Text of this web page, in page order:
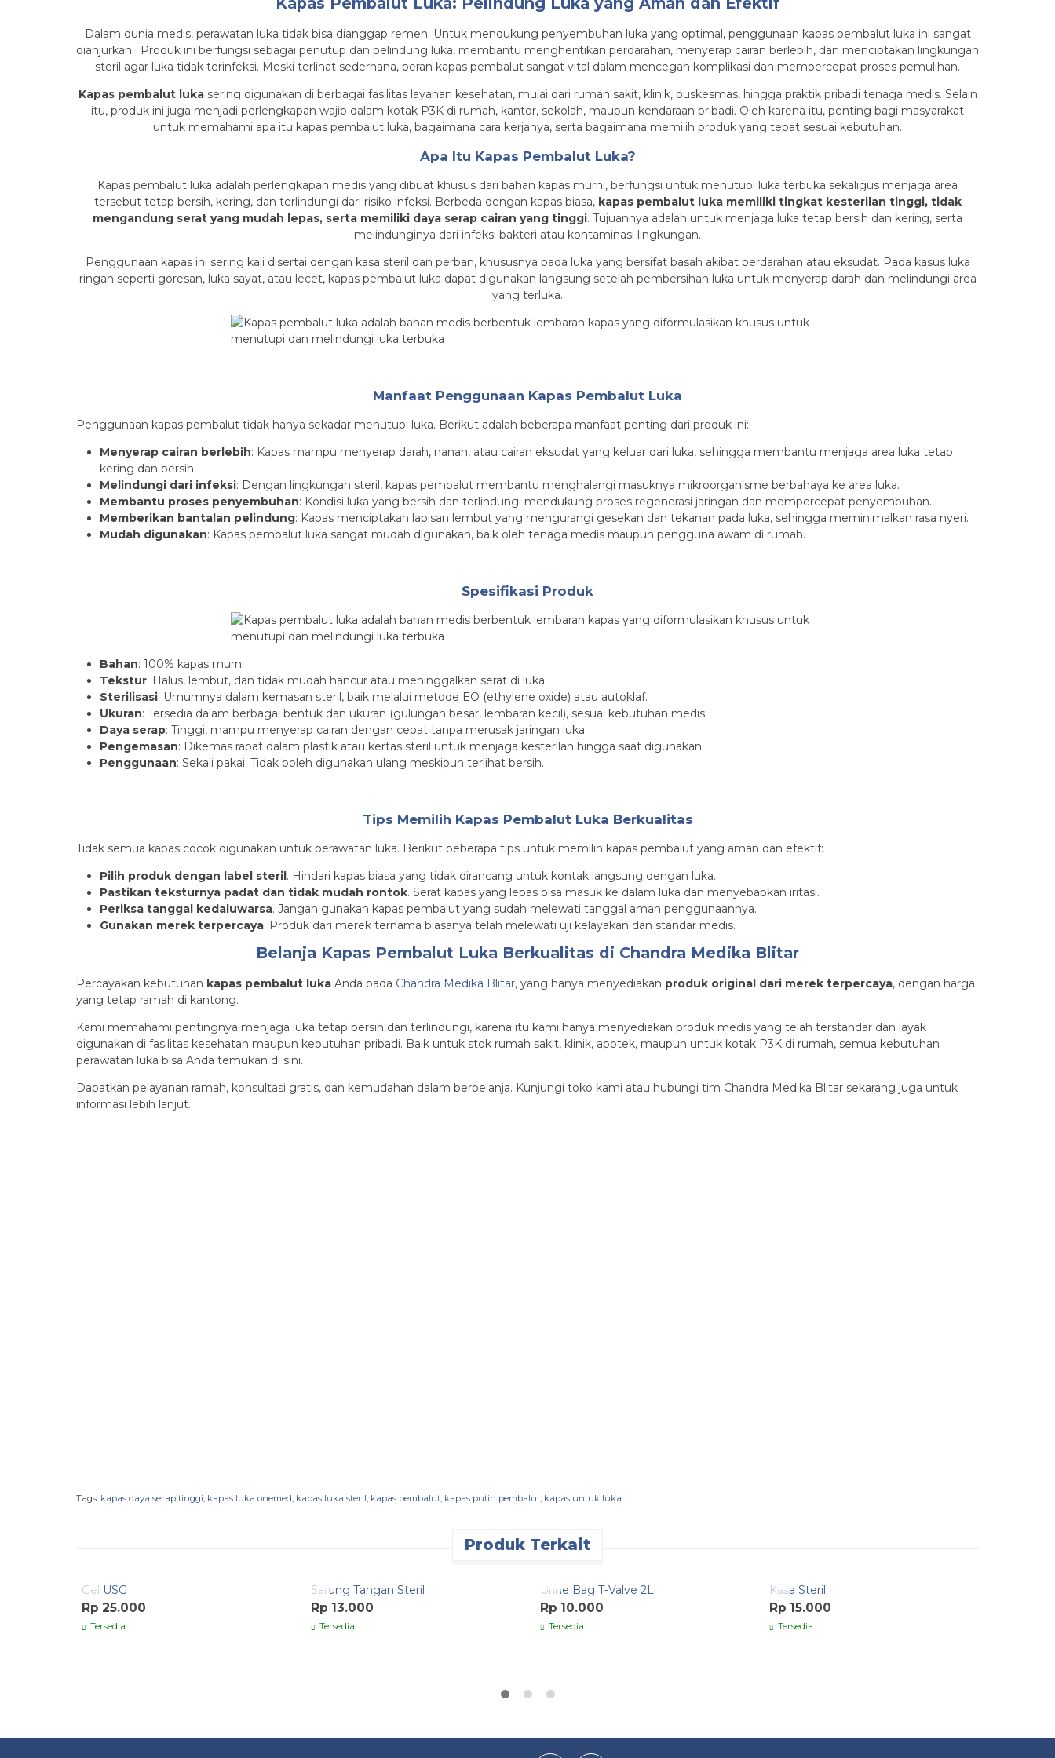
Dalam dunia medis, perawatan luka tidak bisa dianggap remeh. Untuk mendukung penyembuhan luka yang optimal, penggunaan kapas pembalut luka ini sangat
dianjurkan. Produk ini berfungsi sebagai penutup dan pelindung luka, membantu menghentikan perdarahan, menyerap cairan berlebih, dan menciptakan lingkungan
steril agar luka tidak terinfeksi. Meski terlihat sederhana, peran kapas pembalut sangat vital dalam mencegah komplikasi dan mempercepat proses pemulihan.
Kapas pembalut lukasering digunakan di berbagai fasilitas layanan kesehatan, mulai dari rumah sakit, klinik, puskesmas, hingga praktik pribadi tenaga medis. Selain
itu, produk ini juga menjadi perlengkapan wajib dalam kotak P3K di rumah, kantor, sekolah, maupun kendaraan pribadi. Oleh karena itu, penting bagi masyarakat
untuk memahami apa itu kapas pembalut luka, bagaimana cara kerjanya, serta bagaimana memilih produk yang tepat sesuai kebutuhan.
Apa Itu Kapas Pembalut Luka?
Kapas pembalut luka adalah perlengkapan medis yang dibuat khusus dari bahan kapas murni, berfungsi untuk menutupi luka terbuka sekaligus menjaga area
tersebut tetap bersih, kering, dan terlindungi dari risiko infeksi. Berbeda dengan kapas biasa, kapas pembalut luka memiliki tingkat kesterilan tinggi, tidak
mengandung serat yang mudah lepas, serta memiliki daya serap cairan yang tinggi. Tujuannya adalah untuk menjaga luka tetap bersih dan kering, serta
melindunginya dari infeksi bakteri atau kontaminasi lingkungan.
Penggunaan kapas ini sering kali disertai dengan kasa steril dan perban, khususnya pada luka yang bersifat basah akibat perdarahan atau eksudat. Pada kasus luka
ringan seperti goresan, luka sayat, atau lecet, kapas pembalut luka dapat digunakan langsung setelah pembersihan luka untuk menyerap darah dan melindungi area
yang terluka.
Manfaat Penggunaan Kapas Pembalut Luka
Penggunaan kapas pembalut tidak hanya sekadar menutupi luka. Berikut adalah beberapa manfaat penting dari produk ini:
Menyerap cairan berlebih: Kapas mampu menyerap darah, nanah, atau cairan eksudat yang keluar dari luka, sehingga membantu menjaga area luka tetap
kering dan bersih.
Melindungi dari infeksi: Dengan lingkungan steril, kapas pembalut membantu menghalangi masuknya mikroorganisme berbahaya ke area luka.
Membantu proses penyembuhan: Kondisi luka yang bersih dan terlindungi mendukung proses regenerasi jaringan dan mempercepat penyembuhan.
Memberikan bantalan pelindung: Kapas menciptakan lapisan lembut yang mengurangi gesekan dan tekanan pada luka, sehingga meminimalkan rasa nyeri.
Mudah digunakan: Kapas pembalut luka sangat mudah digunakan, baik oleh tenaga medis maupun pengguna awam di rumah.
Spesifikasi Produk
Bahan: 100% kapas murni
Tekstur: Halus, lembut, dan tidak mudah hancur atau meninggalkan serat di luka.
Sterilisasi: Umumnya dalam kemasan steril, baik melalui metode EO (ethylene oxide) atau autoklaf.
Ukuran: Tersedia dalam berbagai bentuk dan ukuran (gulungan besar, lembaran kecil), sesuai kebutuhan medis.
Daya serap: Tinggi, mampu menyerap cairan dengan cepat tanpa merusak jaringan luka.
Pengemasan: Dikemas rapat dalam plastik atau kertas steril untuk menjaga kesterilan hingga saat digunakan.
Penggunaan: Sekali pakai. Tidak boleh digunakan ulang meskipun terlihat bersih.
Tips Memilih Kapas Pembalut Luka Berkualitas
Tidak semua kapas cocok digunakan untuk perawatan luka. Berikut beberapa tips untuk memilih kapas pembalut yang aman dan efektif:
Pilih produk dengan label steril. Hindari kapas biasa yang tidak dirancang untuk kontak langsung dengan luka.
Pastikan teksturnya padat dan tidak mudah rontok. Serat kapas yang lepas bisa masuk ke dalam luka dan menyebabkan iritasi.
Periksa tanggal kedaluwarsa. Jangan gunakan kapas pembalut yang sudah melewati tanggal aman penggunaannya.
Gunakan merek terpercaya. Produk dari merek ternama biasanya telah melewati uji kelayakan dan standar medis.
Belanja Kapas Pembalut Luka Berkualitas di Chandra Medika Blitar
Percayakan kebutuhan kapas pembalut luka Anda pada Chandra Medika Blitar, yang hanya menyediakan produk original dari merek terpercaya, dengan harga
yang tetap ramah di kantong.
Kami memahami pentingnya menjaga luka tetap bersih dan terlindungi, karena itu kami hanya menyediakan produk medis yang telah terstandar dan layak
digunakan di fasilitas kesehatan maupun kebutuhan pribadi. Baik untuk stok rumah sakit, klinik, apotek, maupun untuk kotak P3K di rumah, semua kebutuhan
perawatan luka bisa Anda temukan di sini.
Dapatkan pelayanan ramah, konsultasi gratis, dan kemudahan dalam berbelanja. Kunjungi toko kami atau hubungi tim Chandra Medika Blitar sekarang juga untuk
informasi lebih lanjut.
Tags: kapas daya serap tinggi, kapas luka onemed, kapas luka steril, kapas pembalut, kapas putih pembalut, kapas untuk luka
Produk Terkait
Gel USG
Rp 25.000
Tersedia
Sarung Tangan Steril
Rp 13.000
Tersedia
Urine Bag T-Valve 2L
Rp 10.000
Tersedia
Kasa Steril
Rp 15.000
Tersedia